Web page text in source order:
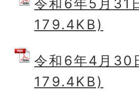
令和6年5月31
179.4KB)
令和6年4月30
179.4KB)